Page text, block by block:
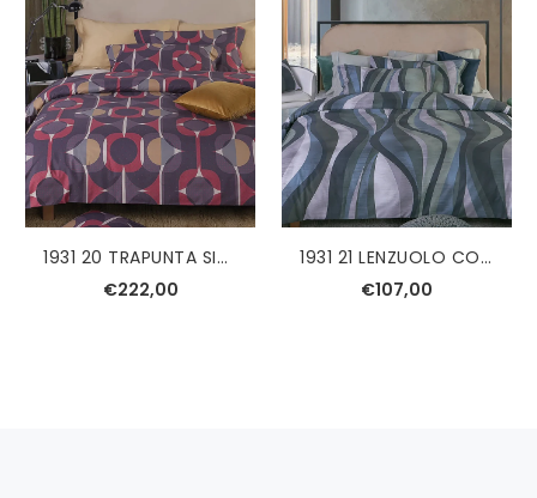
1931 20 TRAPUNTA SINTETICA PIAZZA MEZZA TESSITURA RANDI
€222,00
1931 21 LENZUOLO COPRILETTO SINGOLO TESSITURA RANDI
€107,00